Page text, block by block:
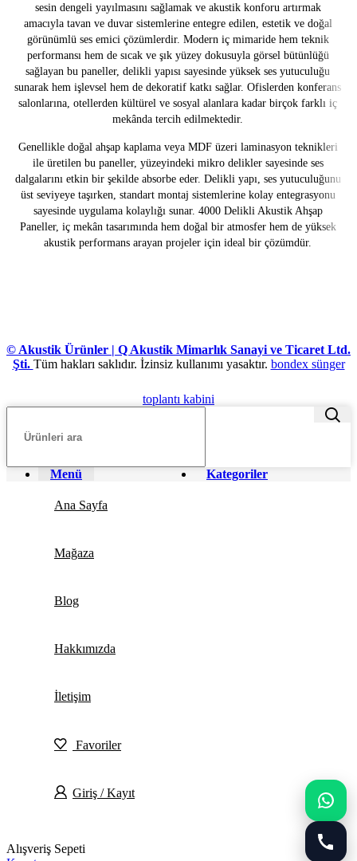
sesin dengeli yayılmasını sağlamak ve akustik konforu artırmak
amacıyla tavan ve duvar sistemlerine entegre edilen, estetik ve doğal
görünümlü ses emici çözümlerdir. Modern iç mimaride hem teknik
performansı hem de sıcak ve şık yüzey dokusuyla görsel bütünlüğü
sağlayan bu paneller, delikli yapısı sayesinde yüksek ses yutuculuğu
sunarak hem işlevsel hem de dekoratif katkı sağlar. Ofislerden konferans
salonlarına, otellerden kültürel ve sosyal alanlara kadar birçok farklı iç
mekânda tercih edilmektedir.
Genellikle doğal ahşap kaplama veya MDF üzeri laminasyon teknikleri
ile üretilen bu paneller, yüzeyindeki mikro delikler sayesinde ses
dalgalarını etkin bir şekilde absorbe eder. Delikli yapı, ses yutuculuğunu
üst seviyeye taşırken, standart montaj sistemlerine kolay entegrasyonu
sayesinde uygulama kolaylığı sunar. 4000 Delikli Akustik Ahşap
Paneller, iç mekân tasarımında hem doğal bir atmosfer hem de yüksek
akustik performans arayan projeler için ideal bir çözümdür.
© Akustik Ürünler | Q Akustik Mimarlık Sanayi ve Ticaret Ltd.
Şti. Tüm hakları saklıdır. İzinsiz kullanımı yasaktır. bondex sünger
toplantı kabini
Menü Kategoriler
Ana Sayfa
Mağaza
Blog
Hakkımızda
İletişim
Favoriler
Giriş / Kayıt
Alışveriş Sepeti